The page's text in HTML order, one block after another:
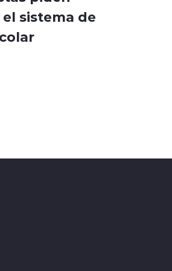
sistema de